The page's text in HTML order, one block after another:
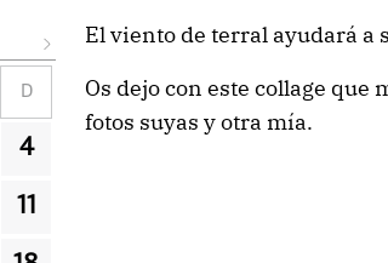
El viento de terral ayudará a
Os dejo con este collage que
fotos suyas y otra mía.
D
4
11